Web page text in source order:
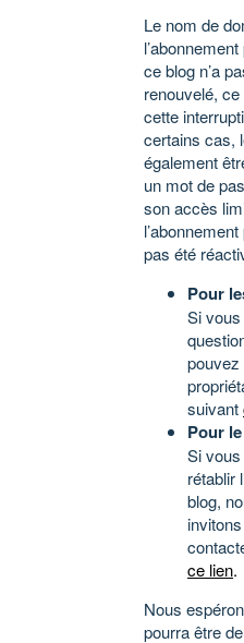
Le nom de
ce blog n’a
renouvelé,
cette
certains cas,
également
un mot de
son accès
pas été
Pour
Si
pouvez
suivant
Pour
Si
rétablir
blog,
ce lien.
Nous
pourra être